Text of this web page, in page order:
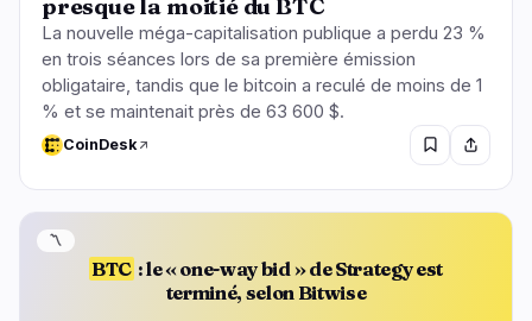
presque la moitié du BTC
La nouvelle méga-capitalisation publique a perdu 23 %
en trois séances lors de sa première émission
obligataire, tandis que le bitcoin a reculé de moins de 1
% et se maintenait près de 63 600 $.
CoinDesk
BTC : le « one-way bid » de Strategy est
terminé, selon Bitwise
〽️